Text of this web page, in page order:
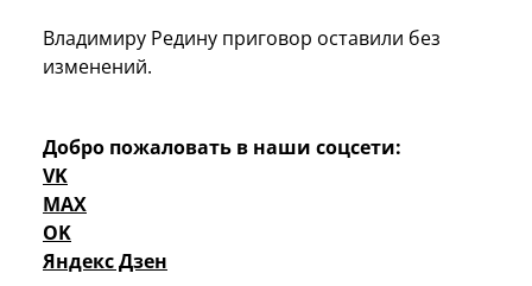
Владимиру Редину приговор оставили без
изменений.
Добро пожаловать в наши соцсети:
VK
MAX
OK
Яндекс Дзен